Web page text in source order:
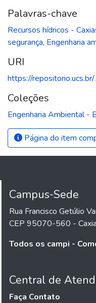
Palavras-chave
Recursos hídricos -
segurança, Engenharia
URI
https://
Coleções
Engenharia Ambiental -
Página do item
Campus-Sede
Rua Francisco Getúlio
CEP 95070-560 -
Todos os campi -
Central de
Faça Contato